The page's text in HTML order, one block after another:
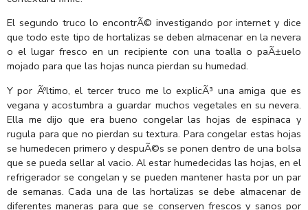
El segundo truco lo encontrÃ© investigando por internet y dice
que todo este tipo de hortalizas se deben almacenar en la nevera
o el lugar fresco en un recipiente con una toalla o paÃ±uelo
mojado para que las hojas nunca pierdan su humedad.
Y por Ãºltimo, el tercer truco me lo explicÃ³ una amiga que es
vegana y acostumbra a guardar muchos vegetales en su nevera.
Ella me dijo que era bueno congelar las hojas de espinaca y
rugula para que no pierdan su textura. Para congelar estas hojas
se humedecen primero y despuÃ©s se ponen dentro de una bolsa
que se pueda sellar al vacio. Al estar humedecidas las hojas, en el
refrigerador se congelan y se pueden mantener hasta por un par
de semanas. Cada una de las hortalizas se debe almacenar de
diferentes maneras para que se conserven frescos y sanos por